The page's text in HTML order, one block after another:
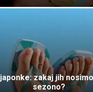
zakaj jih
sezono?